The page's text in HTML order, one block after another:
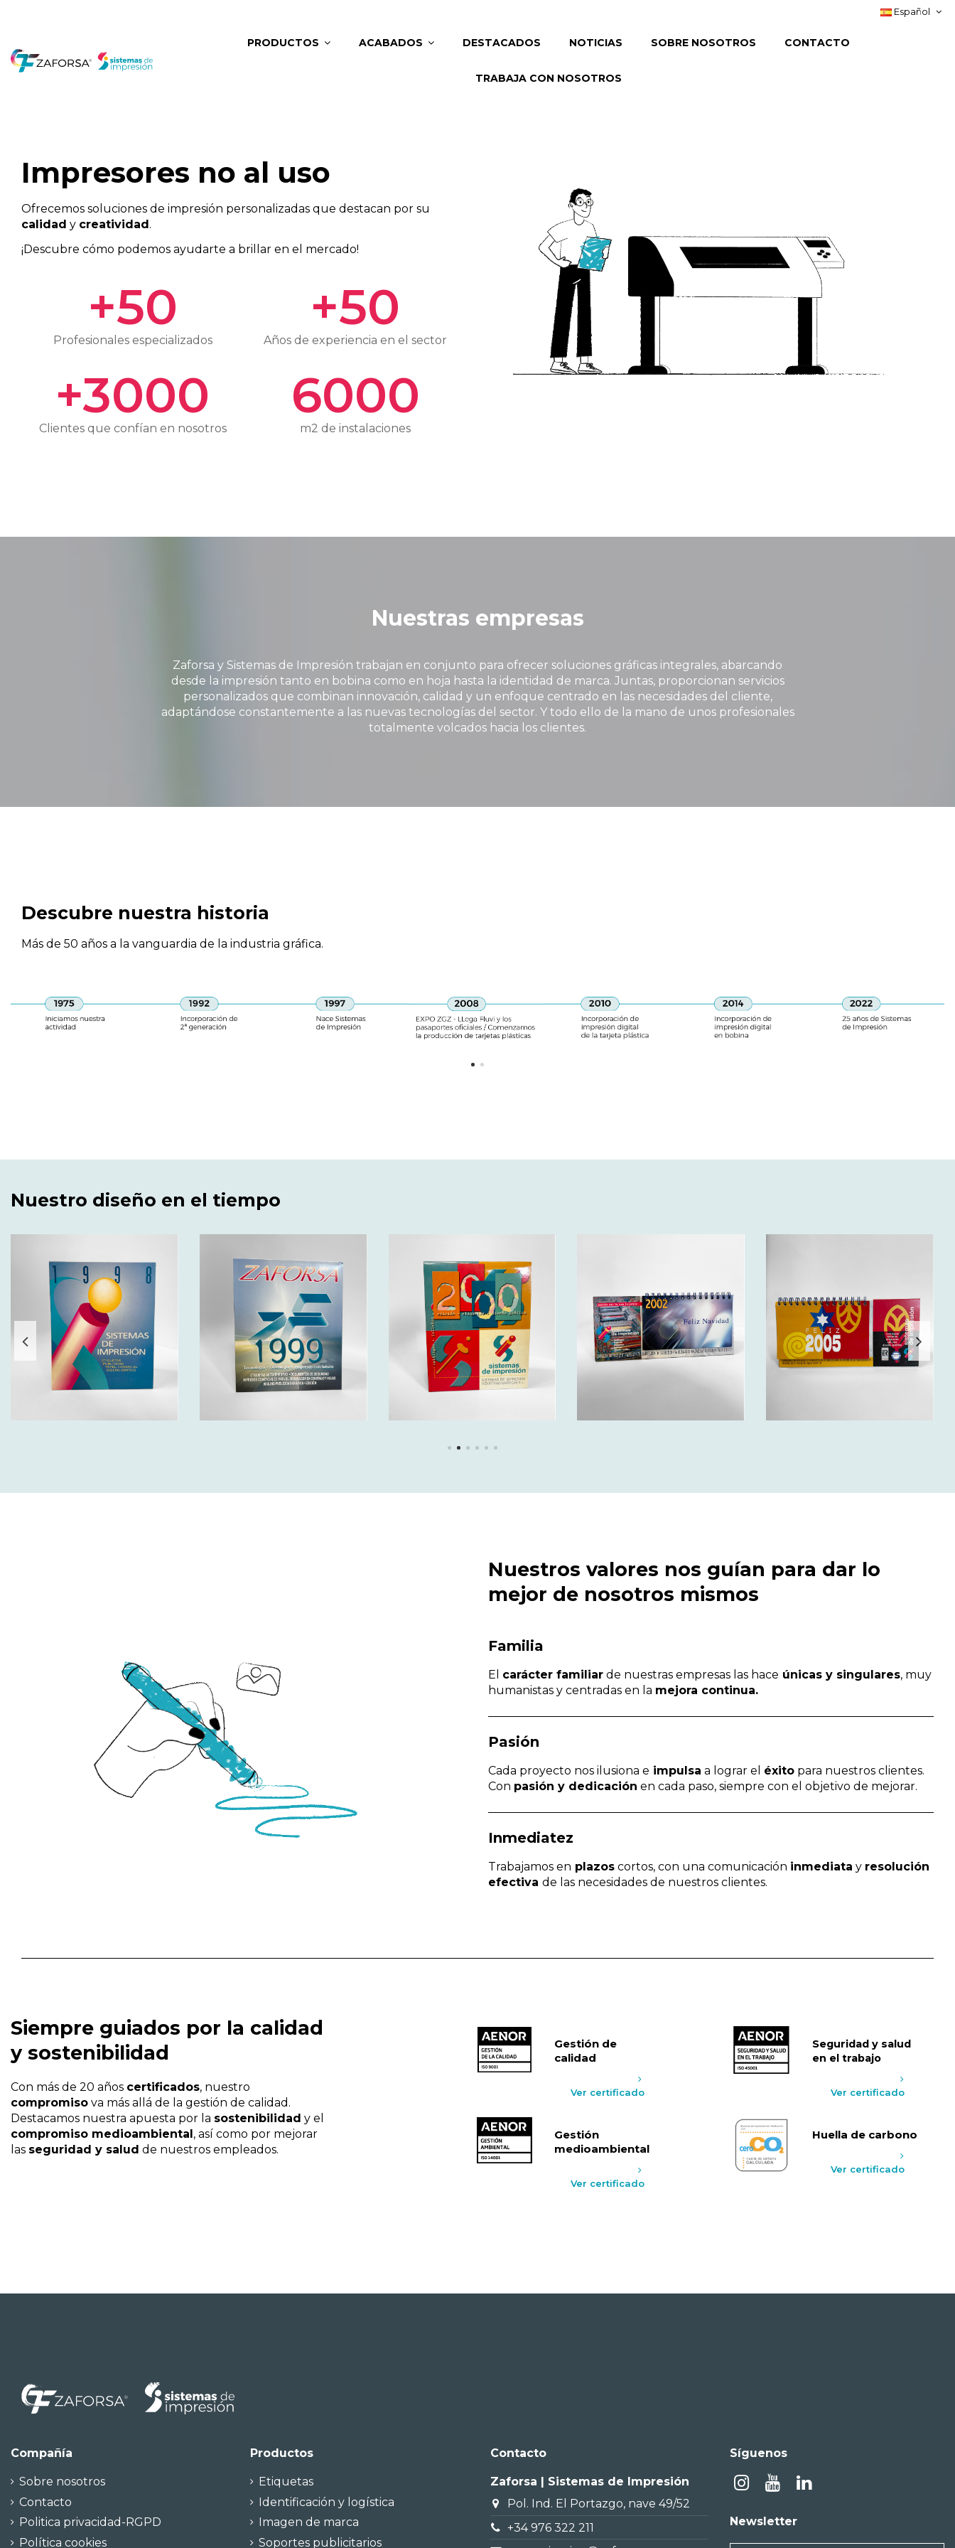
Español
PRODUCTOS ACABADOS DESTACADOS NOTICIAS SOBRE NOSOTROS CONTACTO
TRABAJA CON NOSOTROS
Impresores no al uso
Ofrecemos soluciones de impresión personalizadas que destacan por su
calidad y creatividad.
¡Descubre cómo podemos ayudarte a brillar en el mercado!
+50
Profesionales especializados
+50
Años de experiencia en el sector
+3000
Clientes que confían en nosotros
6000
m2 de instalaciones
Nuestras empresas
Zaforsa y Sistemas de Impresión trabajan en conjunto para ofrecer soluciones gráficas integrales, abarcando
desde la impresión tanto en bobina como en hoja hasta la identidad de marca. Juntas, proporcionan servicios
personalizados que combinan innovación, calidad y un enfoque centrado en las necesidades del cliente,
adaptándose constantemente a las nuevas tecnologías del sector. Y todo ello de la mano de unos profesionales
totalmente volcados hacia los clientes.
Descubre nuestra historia
Más de 50 años a la vanguardia de la industria gráfica.
Nuestro diseño en el tiempo
Nuestros valores nos guían para dar lo
mejor de nosotros mismos
Familia
El carácter familiar de nuestras empresas las hace únicas y singulares, muy
humanistas y centradas en la mejora continua.
Pasión
Cada proyecto nos ilusiona e impulsa a lograr el éxito para nuestros clientes.
Con pasión y dedicación en cada paso, siempre con el objetivo de mejorar.
Inmediatez
Trabajamos en plazos cortos, con una comunicación inmediata y resolución
efectiva de las necesidades de nuestros clientes.
Siempre guiados por la calidad
y sostenibilidad
Con más de 20 años certificados, nuestro
compromiso va más allá de la gestión de calidad.
Destacamos nuestra apuesta por la sostenibilidad y el
compromiso medioambiental, así como por mejorar
las seguridad y salud de nuestros empleados.
Gestión de
calidad
Ver certificado
Gestión
medioambiental
Ver certificado
Seguridad y salud
en el trabajo
Ver certificado
Huella de carbono
Ver certificado
Compañía
Sobre nosotros
Contacto
Politica privacidad-RGPD
Política cookies
Productos
Etiquetas
Identificación y logística
Imagen de marca
Soportes publicitarios
Contacto
Zaforsa | Sistemas de Impresión
Pol. Ind. El Portazgo, nave 49/52
+34 976 322 211
Síguenos
Newsletter